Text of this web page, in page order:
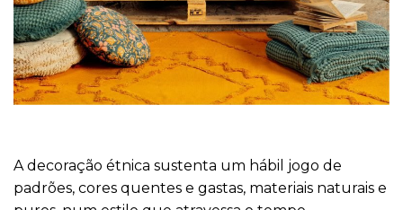
A decoração étnica sustenta um hábil jogo de
padrões, cores quentes e gastas, materiais naturais e